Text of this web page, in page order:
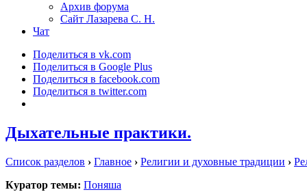
Архив форума
Сайт Лазарева С. Н.
Чат
Поделиться в vk.com
Поделиться в Google Plus
Поделиться в facebook.com
Поделиться в twitter.com
Дыхательные практики.
Список разделов › Главное › Религии и духовные традиции ›
Куратор темы: Поняша